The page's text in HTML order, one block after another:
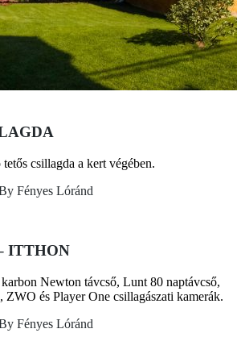
csillagda a kert végében.
Fényes Lóránd
ITTHON
Newton távcső, Lunt 80 naptávcső,
ZWO és Player One csillagászati kamerák.
Fényes Lóránd